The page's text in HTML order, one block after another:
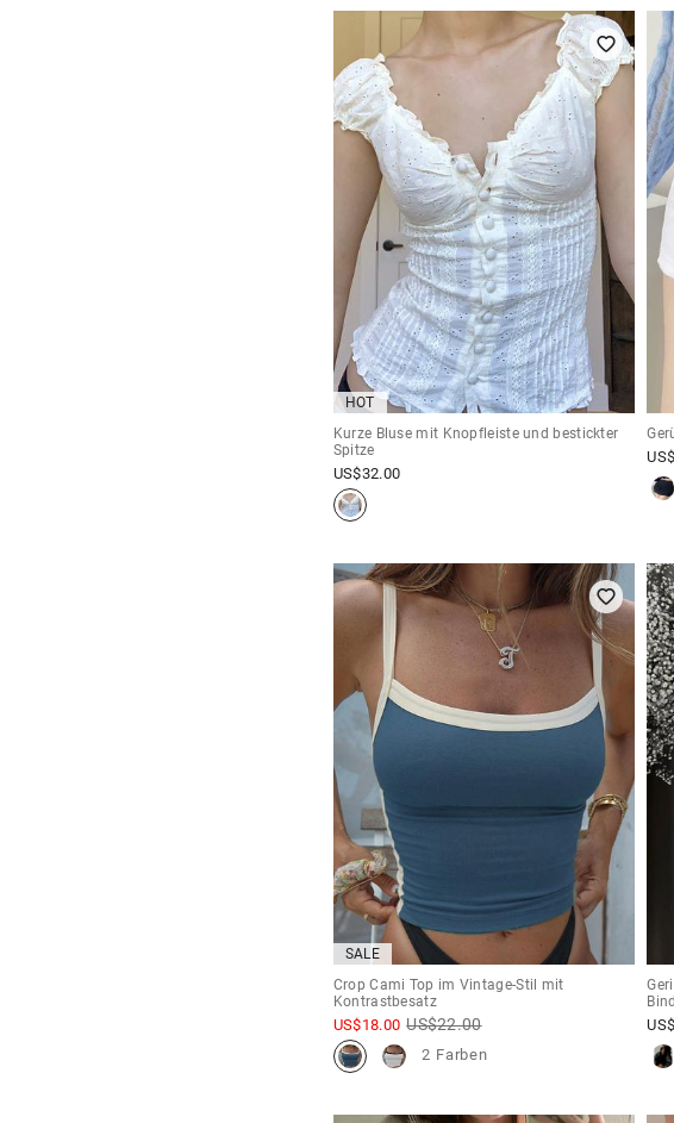
HOT
Kurze Bluse mit Knopfleiste und bestickter
Spitze
US$32.00
SALE
Crop Cami Top im Vintage-Stil mit
Kontrastbesatz
US$18.00 US$22.00
2 Farben